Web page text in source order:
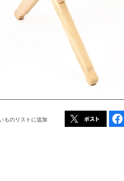
ものリストに追加